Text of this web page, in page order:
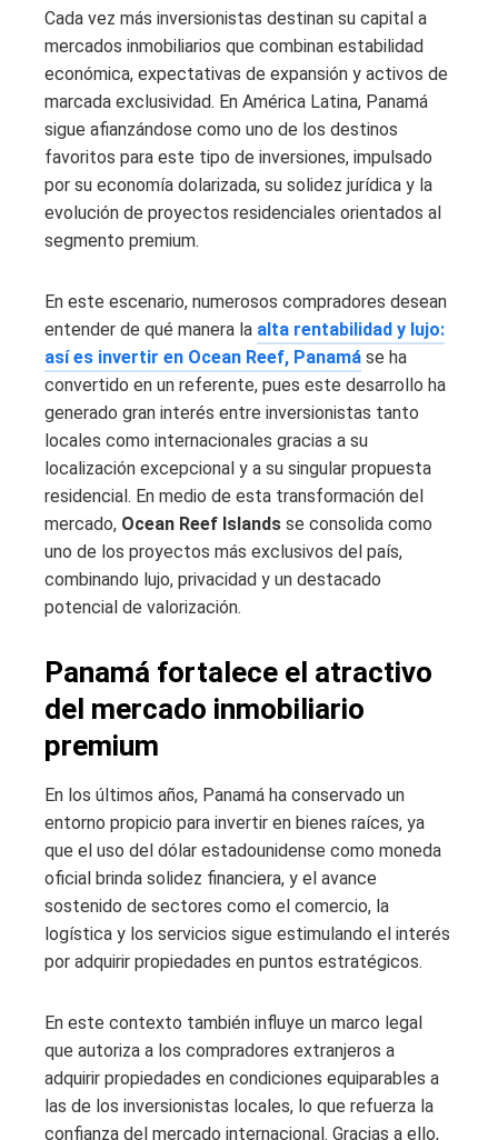
Cada vez más inversionistas destinan su capital a
mercados inmobiliarios que combinan estabilidad
económica, expectativas de expansión y activos de
marcada exclusividad. En América Latina, Panamá
sigue afianzándose como uno de los destinos
favoritos para este tipo de inversiones, impulsado
por su economía dolarizada, su solidez jurídica y la
evolución de proyectos residenciales orientados al
segmento premium.
En este escenario, numerosos compradores desean
entender de qué manera la alta rentabilidad y lujo:
así es invertir en Ocean Reef, Panamá se ha
convertido en un referente, pues este desarrollo ha
generado gran interés entre inversionistas tanto
locales como internacionales gracias a su
localización excepcional y a su singular propuesta
residencial. En medio de esta transformación del
mercado, Ocean Reef Islands se consolida como
uno de los proyectos más exclusivos del país,
combinando lujo, privacidad y un destacado
potencial de valorización.
Panamá fortalece el atractivo
del mercado inmobiliario
premium
En los últimos años, Panamá ha conservado un
entorno propicio para invertir en bienes raíces, ya
que el uso del dólar estadounidense como moneda
oficial brinda solidez financiera, y el avance
sostenido de sectores como el comercio, la
logística y los servicios sigue estimulando el interés
por adquirir propiedades en puntos estratégicos.
En este contexto también influye un marco legal
que autoriza a los compradores extranjeros a
adquirir propiedades en condiciones equiparables a
las de los inversionistas locales, lo que refuerza la
confianza del mercado internacional. Gracias a ello,